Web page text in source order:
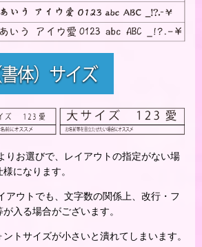
お選びで、レイアウトの指定がない場
になります。
ウトでも、文字数の関係上、改行・フ
入る場合がございます。
トサイズが小さいと潰れてしまいます。